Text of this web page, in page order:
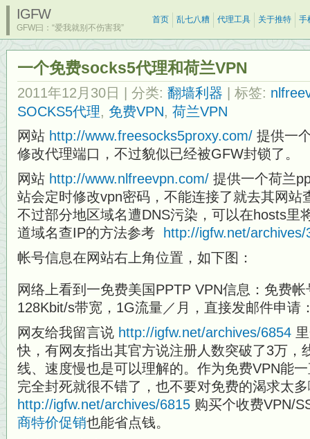
IGFW
GFW曰：“爱我就别不伤害我”
首页 乱七八糟 代理工具 关于推特 手
一个免费socks5代理和荷兰VPN
2011年12月30日 | 分类: 翻墙利器 | 标签:
SOCKS5代理, 免费VPN, 荷兰VPN
网站 http://www.freesocks5proxy.com/ 提供一
修改代理端口，不过貌似已经被GFW封锁了。
网站 http://www.nlfreevpn.com/ 提供一个荷兰
站会定时修改vpn密码，不能连接了就去其网站
不过部分地区域名遭DNS污染，可以在hosts里
道域名查IP的方法参考
http://igfw.net/archives/
帐号信息在网站右上角位置，如下图：
网络上看到一免费美国PPTP VPN信息：免费
128Kbit/s带宽，1G流量／月，直接发邮件申请
网友给我留言说 http://igfw.net/archives/6854
快，有网友指出其官方说注册人数突破了3万，
线、速度慢也是可以理解的。作为免费VPN能
完全封死就很不错了，也不要对免费的渴求太
http://igfw.net/archives/6815 购买个收费VPN/
商特价促销也能省点钱。